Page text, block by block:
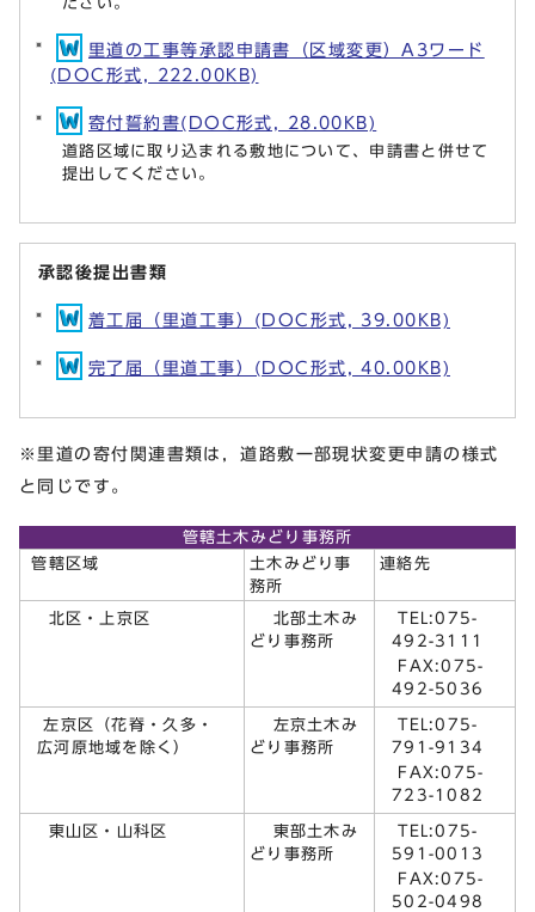
里道の工事等承認申請書（区域変更）A3ワード
(DOC形式, 222.00KB)
寄付誓約書(DOC形式, 28.00KB)
道路区域に取り込まれる敷地について、申請書と併せて
提出してください。
承認後提出書類
着工届（里道工事）(DOC形式, 39.00KB)
完了届（里道工事）(DOC形式, 40.00KB)
※里道の寄付関連書類は，道路敷一部現状変更申請の様式
と同じです。
管轄土木みどり事務所
管轄区域
土木みどり事
務所
連絡先
北区・上京区
北部土木み
どり事務所
TEL:075-
492-3111
FAX:075-
492-5036
左京区（花脊・久多・
広河原地域を除く）
左京土木み
どり事務所
TEL:075-
791-9134
FAX:075-
723-1082
東山区・山科区
東部土木み
どり事務所
TEL:075-
591-0013
FAX:075-
502-0498